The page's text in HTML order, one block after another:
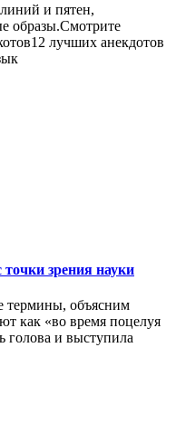
и пятен,
образы.Смотрите
лучших анекдотов
зрения науки
термины, объясним
как «во время поцелуя
голова и выступила